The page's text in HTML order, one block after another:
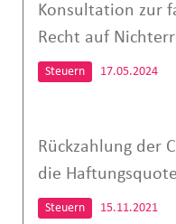
Konsultation zur
Recht auf
Steuern 17.05.2024
Rückzahlung der
die
Steuern 15.11.2021